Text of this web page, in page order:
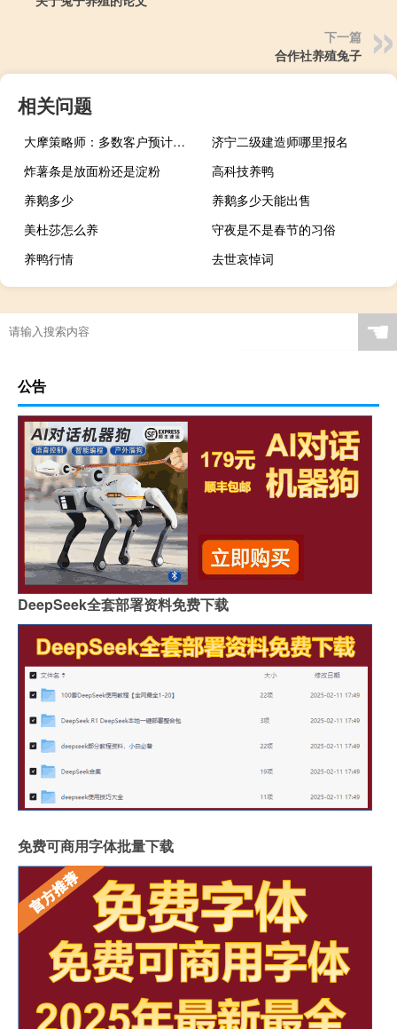
下一篇
合作社养殖兔子
相关问题
大摩策略师：多数客户预计美国经济2024年衰退 股市将面临挑战
济宁二级建造师哪里报名
炸薯条是放面粉还是淀粉
高科技养鸭
养鹅多少
养鹅多少天能出售
美杜莎怎么养
守夜是不是春节的习俗
养鸭行情
去世哀悼词
☚
公告
DeepSeek全套部署资料免费下载
免费可商用字体批量下载